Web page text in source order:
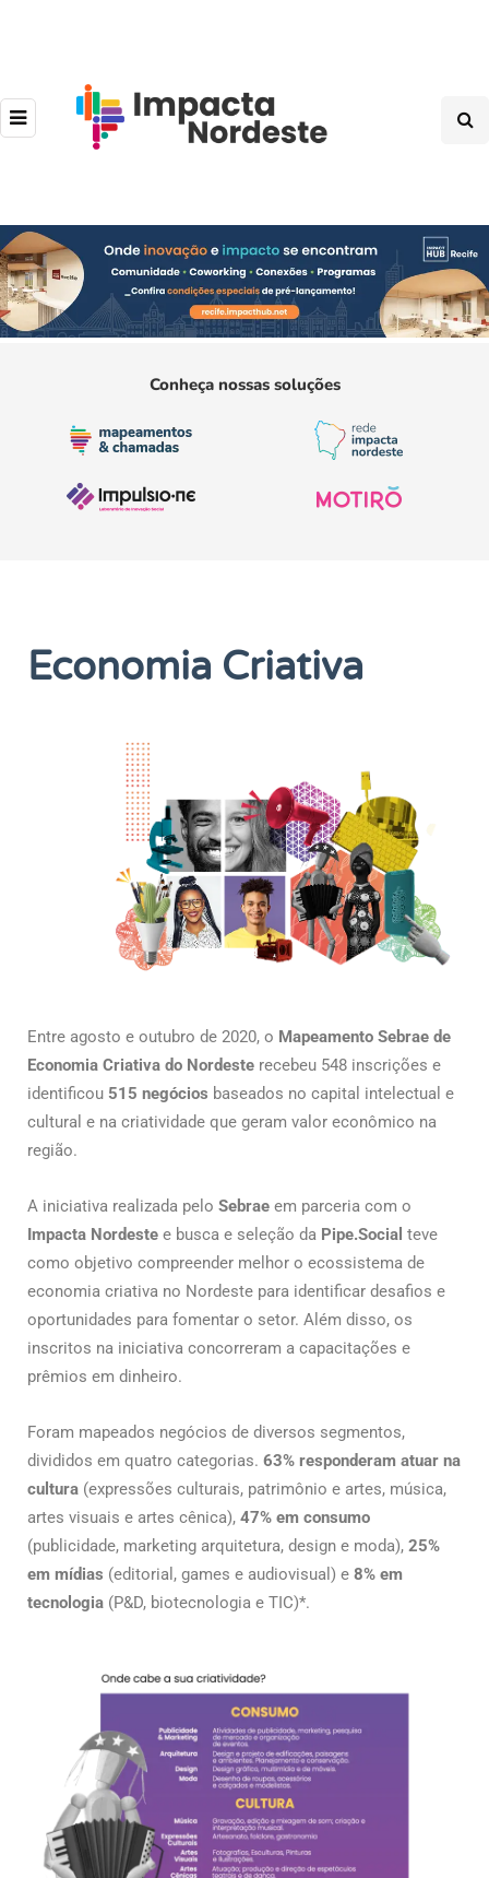
Conheça nossas soluções
Economia Criativa
Entre agosto e outubro de 2020, o Mapeamento Sebrae de
Economia Criativa do Nordeste recebeu 548 inscrições e
identificou 515 negócios baseados no capital intelectual e
cultural e na criatividade que geram valor econômico na
região.
A iniciativa realizada pelo Sebrae em parceria com o
Impacta Nordeste e busca e seleção da Pipe.Social teve
como objetivo compreender melhor o ecossistema de
economia criativa no Nordeste para identificar desafios e
oportunidades para fomentar o setor. Além disso, os
inscritos na iniciativa concorreram a capacitações e
prêmios em dinheiro.
Foram mapeados negócios de diversos segmentos,
divididos em quatro categorias. 63% responderam atuar na
cultura (expressões culturais, patrimônio e artes, música,
artes visuais e artes cênica), 47% em consumo
(publicidade, marketing arquitetura, design e moda), 25%
em mídias (editorial, games e audiovisual) e 8% em
tecnologia (P&D, biotecnologia e TIC)*.